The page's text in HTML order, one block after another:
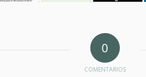
0
COMENTARIOS